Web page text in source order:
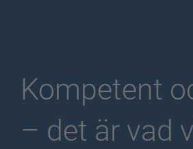
Kompetent
– det är vad